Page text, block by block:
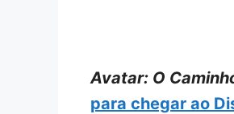
Avatar: O
para chegar ao